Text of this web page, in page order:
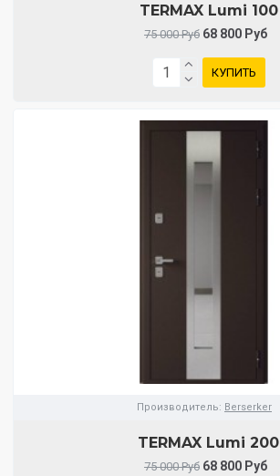
TERMAX Lumi 100
75 000 Руб 68 800 Руб
КУПИТЬ
Производитель: Berserker
TERMAX Lumi 200
75 000 Руб 68 800 Руб